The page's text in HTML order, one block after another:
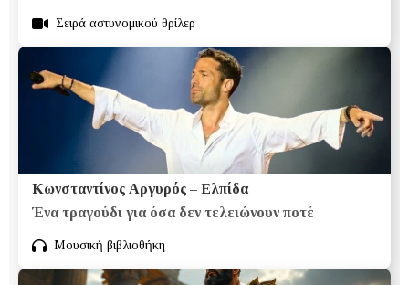
Σειρά αστυνομικού θρίλερ
Κωνσταντίνος Αργυρός – Ελπίδα
Ένα τραγούδι για όσα δεν τελειώνουν ποτέ
Μουσική βιβλιοθήκη